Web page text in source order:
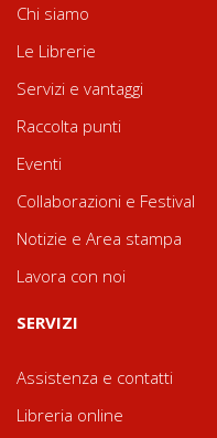
Chi siamo
Le Librerie
Servizi e vantaggi
Raccolta punti
Eventi
Collaborazioni e Festival
Notizie e Area stampa
Lavora con noi
SERVIZI
Assistenza e contatti
Libreria online